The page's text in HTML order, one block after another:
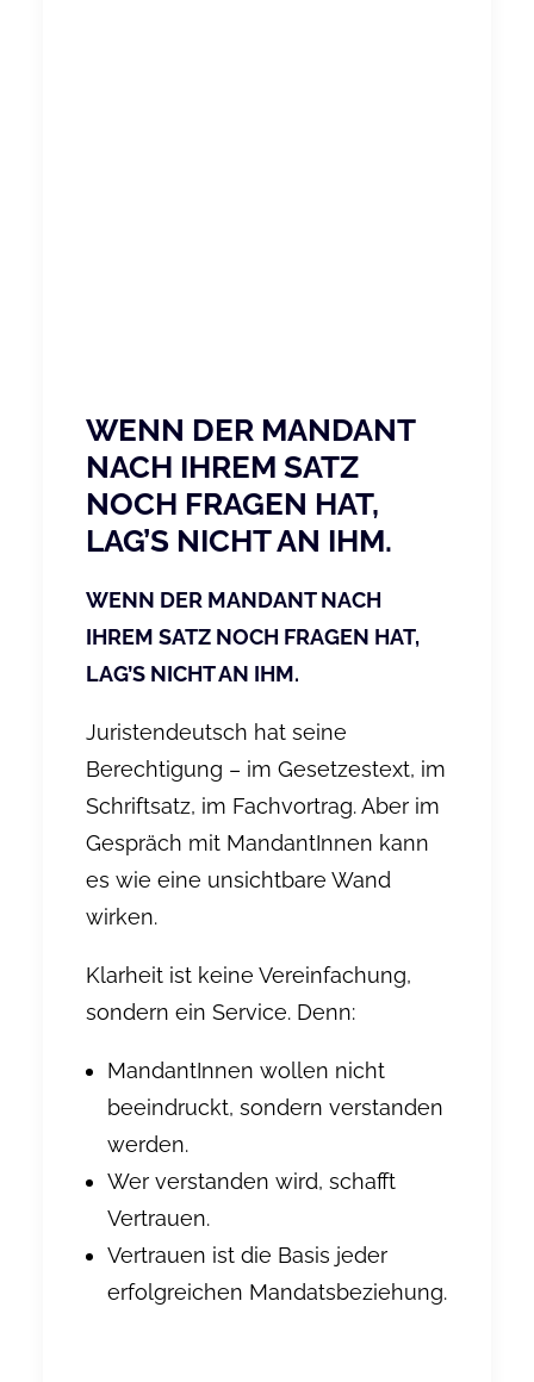
WENN DER MANDANT
NACH IHREM SATZ
NOCH FRAGEN HAT,
LAG’S NICHT AN IHM.
WENN DER MANDANT NACH
IHREM SATZ NOCH FRAGEN HAT,
LAG’S NICHT AN IHM.
Juristendeutsch hat seine
Berechtigung – im Gesetzestext, im
Schriftsatz, im Fachvortrag. Aber im
Gespräch mit MandantInnen kann
es wie eine unsichtbare Wand
wirken.
Klarheit ist keine Vereinfachung,
sondern ein Service. Denn:
MandantInnen wollen nicht
beeindruckt, sondern verstanden
werden.
Wer verstanden wird, schafft
Vertrauen.
Vertrauen ist die Basis jeder
erfolgreichen Mandatsbeziehung.